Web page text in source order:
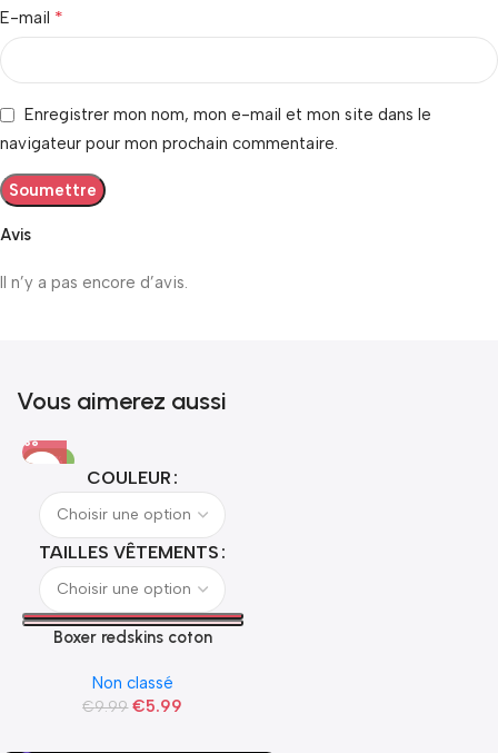
Avis
Il n’y a pas encore d’avis.
E-mail *
Enregistrer mon nom, mon e-mail et mon site dans le
navigateur pour mon prochain commentaire.
Vous aimerez aussi
-40%
COULEUR
TAILLES VÊTEMENTS
Boxer redskins coton
Non classé
€9.99 €5.99